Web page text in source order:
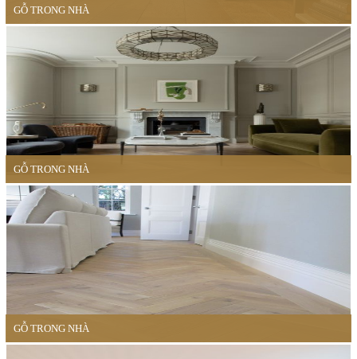
GỖ TRONG NHÀ
GỖ TRONG NHÀ
GỖ TRONG NHÀ